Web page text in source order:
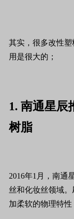
其实，很多改性
用是很大的；
1. 南通星辰
树脂
2016年1月，南通
丝和化妆丝领域
加柔软的物理特性